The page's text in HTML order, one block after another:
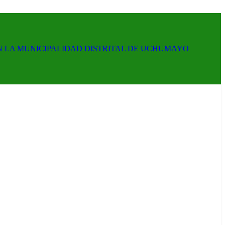
LA MUNICIPALIDAD DISTRITAL DE UCHUMAYO